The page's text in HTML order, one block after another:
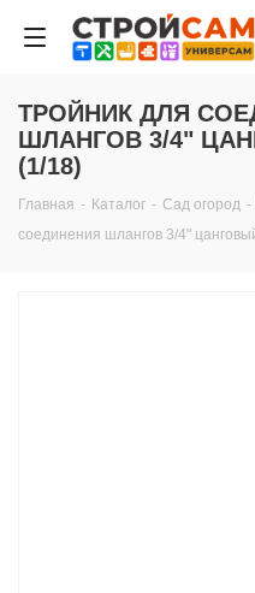
ТРОЙНИК ДЛЯ
ШЛАНГОВ 3/4"
(1/18)
Главная - Каталог - Сад огород -
соединения шлангов 3/4"